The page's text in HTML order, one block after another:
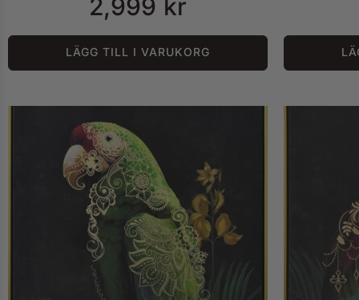
2,999 kr
LÄGG TILL I VARUKORG